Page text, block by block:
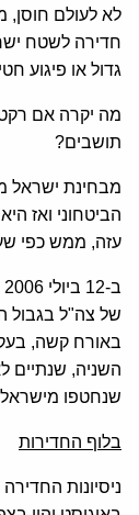
לא לעולם חוסן,
חדירה לשטח
גדול או פיגוע
מה יקרה אם
תושבים?
מבחינת ישראל
הביטחוני ואז
עזה, ממש כפי
באורח קשה,
השניה, שנתיים
שנחטפו
בלוף החדירות